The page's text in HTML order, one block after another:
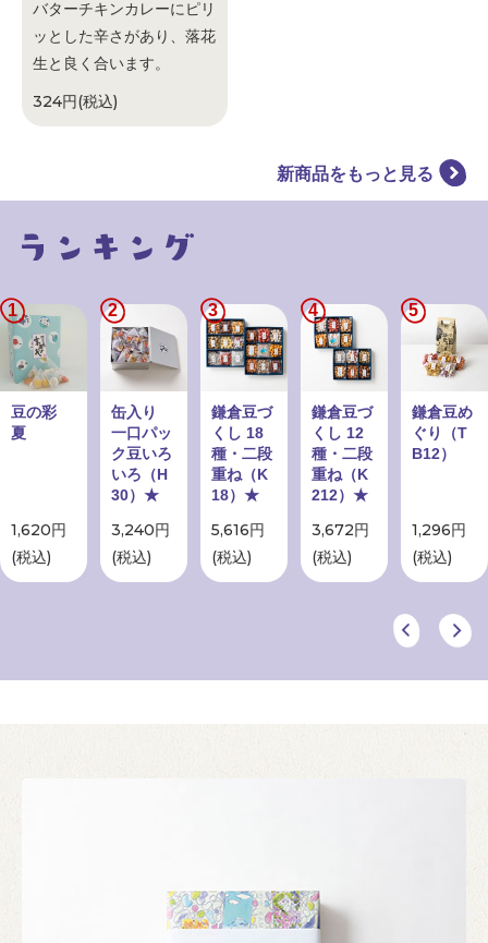
バターチキンカレーにピリ
ッとした辛さがあり、落花
生と良く合います。
324円(税込)
新商品をもっと見る
1
豆の彩
夏
1,620円
(税込)
2
缶入り
一口パッ
ク豆いろ
いろ（H
30）★
3,240円
(税込)
3
鎌倉豆づ
くし 18
種・二段
重ね（K
18）★
5,616円
(税込)
4
鎌倉豆づ
くし 12
種・二段
重ね（K
212）★
3,672円
(税込)
5
鎌倉豆め
ぐり（T
B12）
1,296円
(税込)